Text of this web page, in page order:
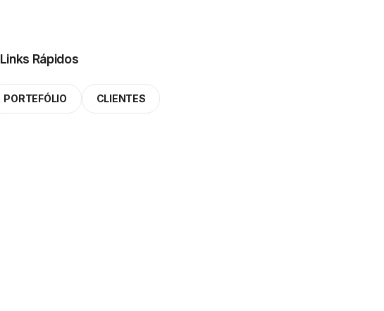
Links Rápidos
PORTEFÓLIO CLIENTES